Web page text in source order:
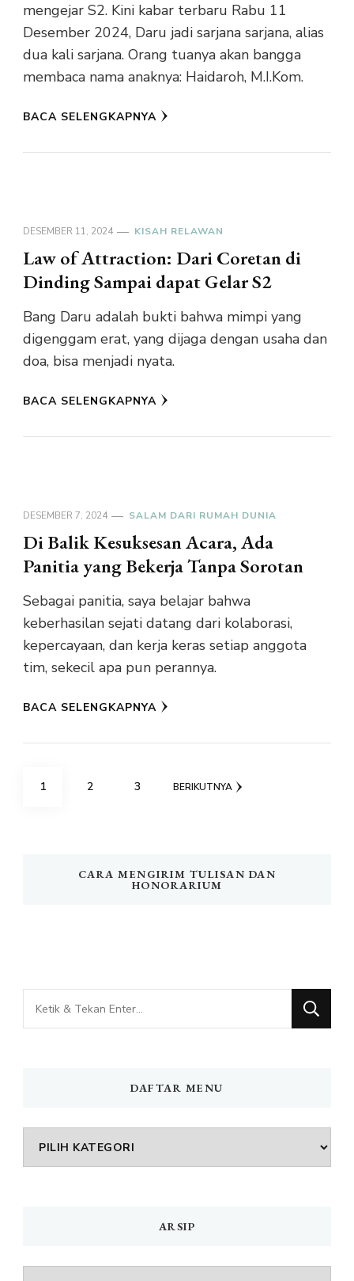
mengejar S2. Kini kabar terbaru Rabu 11
Desember 2024, Daru jadi sarjana sarjana, alias
dua kali sarjana. Orang tuanya akan bangga
membaca nama anaknya: Haidaroh, M.I.Kom.
BACA SELENGKAPNYA
DESEMBER 11, 2024 KISAH RELAWAN
Law of Attraction: Dari Coretan di
Dinding Sampai dapat Gelar S2
Bang Daru adalah bukti bahwa mimpi yang
digenggam erat, yang dijaga dengan usaha dan
doa, bisa menjadi nyata.
BACA SELENGKAPNYA
DESEMBER 7, 2024 SALAM DARI RUMAH DUNIA
Di Balik Kesuksesan Acara, Ada
Panitia yang Bekerja Tanpa Sorotan
Sebagai panitia, saya belajar bahwa
keberhasilan sejati datang dari kolaborasi,
kepercayaan, dan kerja keras setiap anggota
tim, sekecil apa pun perannya.
BACA SELENGKAPNYA
Paginasi
HALAMAN
1 HALAMAN
2 HALAMAN
3 BERIKUTNYA
CARA MENGIRIM TULISAN DAN
HONORARIUM
Mencari
Sesuatu?
DAFTAR MENU
DAFTAR
MENU
ARSIP